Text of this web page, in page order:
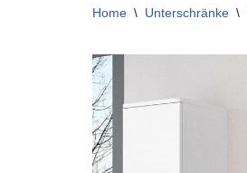
Home \ Unterschränke \